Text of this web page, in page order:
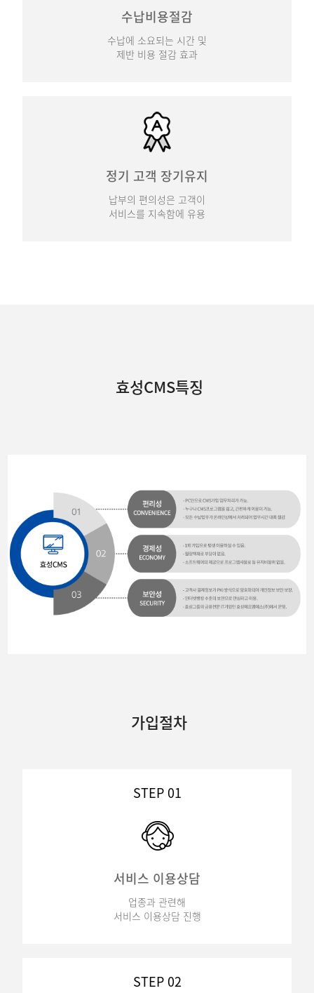
수납비용절감
수납에 소요되는 시간 및
제반 비용 절감 효과
정기 고객 장기유지
납부의 편의성은 고객이
서비스를 지속함에 유용
효성CMS특징
가입절차
STEP 01
서비스 이용상담
업종과 관련해
서비스 이용상담 진행
STEP 02